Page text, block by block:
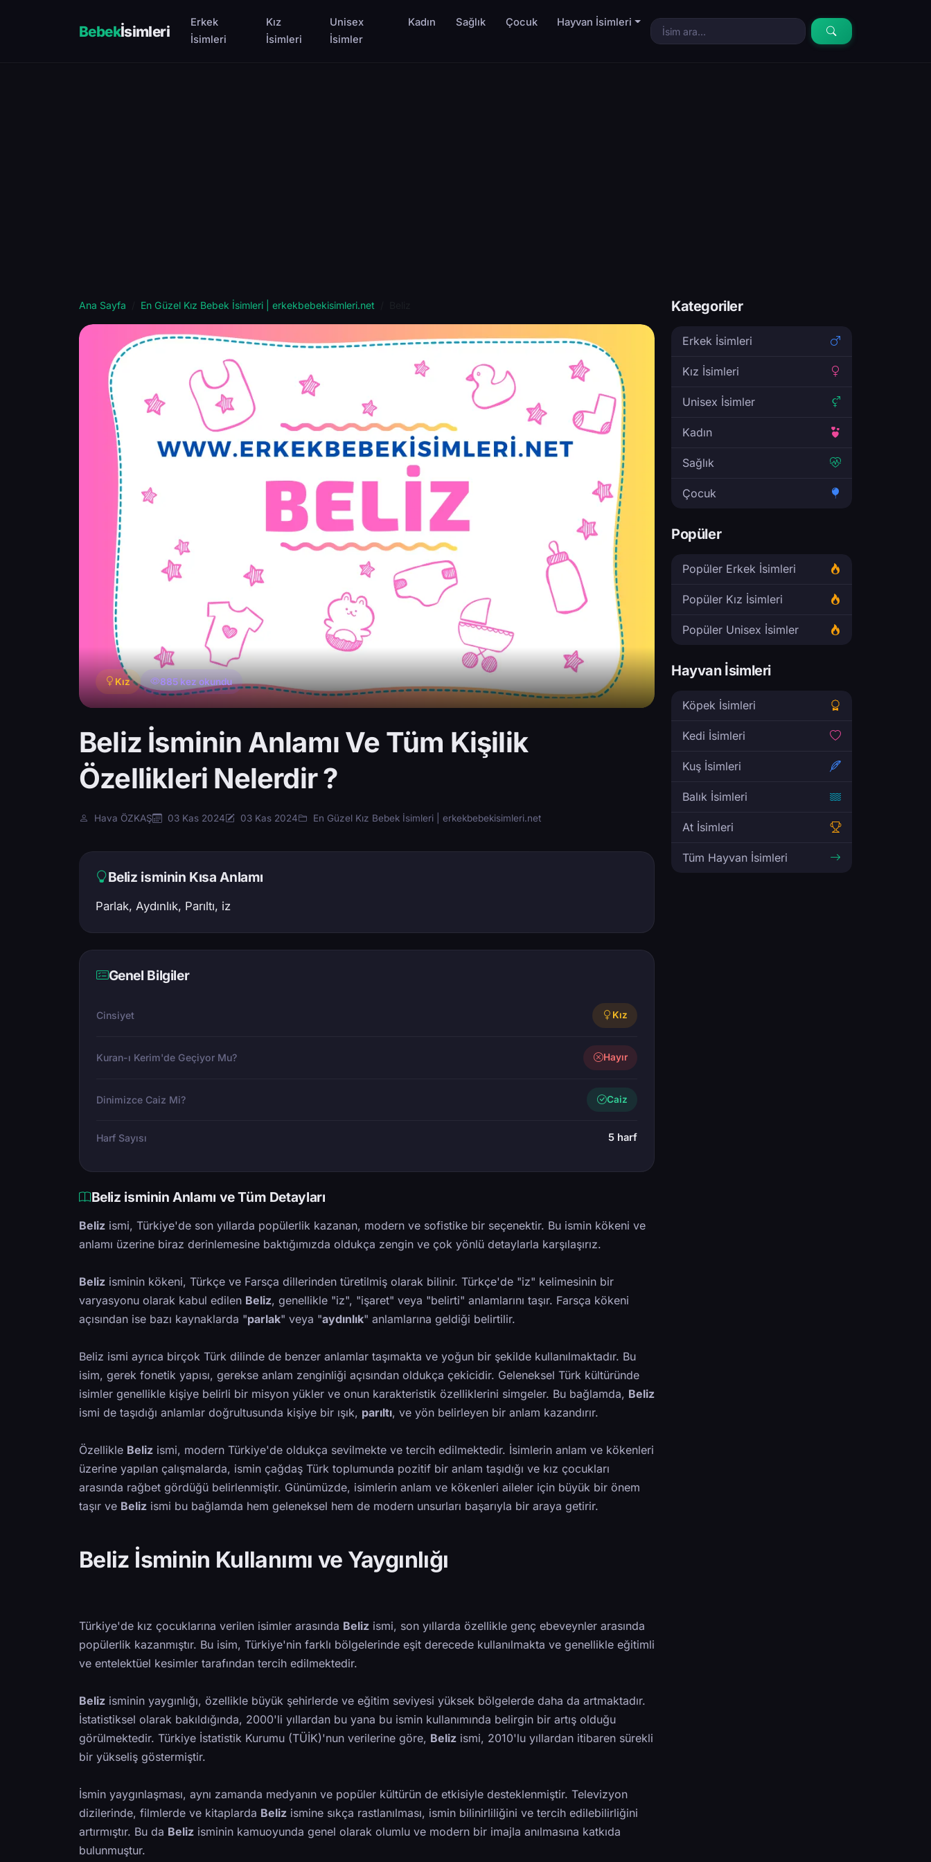
Bebekİsimleri
Erkek
İsimleri
Kız
İsimleri
Unisex
İsimler
Kadın Sağlık Çocuk Hayvan İsimleri
Ana Sayfa En Güzel Kız Bebek İsimleri | erkekbebekisimleri.net
Kız 885 kez okundu
Beliz İsminin Anlamı Ve Tüm Kişilik
Özellikleri Nelerdir ?
Hava ÖZKAŞ 03 Kas 2024 03 Kas 2024 En Güzel Kız Bebek İsimleri | erkekbebekisimleri.net
Beliz isminin Kısa Anlamı
Parlak, Aydınlık, Parıltı, iz
Genel Bilgiler
Cinsiyet Kız
Kuran-ı Kerim'de Geçiyor Mu? Hayır
Dinimizce Caiz Mi? Caiz
Harf Sayısı 5 harf
Beliz isminin Anlamı ve Tüm Detayları
Beliz ismi, Türkiye'de son yıllarda popülerlik kazanan, modern ve sofistike bir seçenektir. Bu ismin kökeni ve
anlamı üzerine biraz derinlemesine baktığımızda oldukça zengin ve çok yönlü detaylarla karşılaşırız.
Beliz isminin kökeni, Türkçe ve Farsça dillerinden türetilmiş olarak bilinir. Türkçe'de "iz" kelimesinin bir
varyasyonu olarak kabul edilen Beliz, genellikle "iz", "işaret" veya "belirti" anlamlarını taşır. Farsça kökeni
açısından ise bazı kaynaklarda "parlak" veya "aydınlık" anlamlarına geldiği belirtilir.
Beliz ismi ayrıca birçok Türk dilinde de benzer anlamlar taşımakta ve yoğun bir şekilde kullanılmaktadır. Bu
isim, gerek fonetik yapısı, gerekse anlam zenginliği açısından oldukça çekicidir. Geleneksel Türk kültüründe
isimler genellikle kişiye belirli bir misyon yükler ve onun karakteristik özelliklerini simgeler. Bu bağlamda, Beliz
ismi de taşıdığı anlamlar doğrultusunda kişiye bir ışık, parıltı, ve yön belirleyen bir anlam kazandırır.
Özellikle Beliz ismi, modern Türkiye'de oldukça sevilmekte ve tercih edilmektedir. İsimlerin anlam ve kökenleri
üzerine yapılan çalışmalarda, ismin çağdaş Türk toplumunda pozitif bir anlam taşıdığı ve kız çocukları
arasında rağbet gördüğü belirlenmiştir. Günümüzde, isimlerin anlam ve kökenleri aileler için büyük bir önem
taşır ve Beliz ismi bu bağlamda hem geleneksel hem de modern unsurları başarıyla bir araya getirir.
Beliz İsminin Kullanımı ve Yaygınlığı
Türkiye'de kız çocuklarına verilen isimler arasında Beliz ismi, son yıllarda özellikle genç ebeveynler arasında
popülerlik kazanmıştır. Bu isim, Türkiye'nin farklı bölgelerinde eşit derecede kullanılmakta ve genellikle eğitimli
ve entelektüel kesimler tarafından tercih edilmektedir.
Beliz isminin yaygınlığı, özellikle büyük şehirlerde ve eğitim seviyesi yüksek bölgelerde daha da artmaktadır.
İstatistiksel olarak bakıldığında, 2000'li yıllardan bu yana bu ismin kullanımında belirgin bir artış olduğu
görülmektedir. Türkiye İstatistik Kurumu (TÜİK)'nun verilerine göre, Beliz ismi, 2010'lu yıllardan itibaren sürekli
bir yükseliş göstermiştir.
İsmin yaygınlaşması, aynı zamanda medyanın ve popüler kültürün de etkisiyle desteklenmiştir. Televizyon
dizilerinde, filmlerde ve kitaplarda Beliz ismine sıkça rastlanılması, ismin bilinirliliğini ve tercih edilebilirliğini
artırmıştır. Bu da Beliz isminin kamuoyunda genel olarak olumlu ve modern bir imajla anılmasına katkıda
bulunmuştur.
Kategoriler
Erkek İsimleri
Kız İsimleri
Unisex İsimler
Kadın
Sağlık
Çocuk
Popüler
Popüler Erkek İsimleri
Popüler Kız İsimleri
Popüler Unisex İsimler
Hayvan İsimleri
Köpek İsimleri
Kedi İsimleri
Kuş İsimleri
Balık İsimleri
At İsimleri
Tüm Hayvan İsimleri